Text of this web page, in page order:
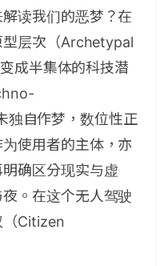
读我们的恶梦？在
层次（Archetypal
成半集体的科技潜
独自作梦，数位性正
使用者的主体，亦
确区分现实与虚
。在这个无人驾驶
Citizen